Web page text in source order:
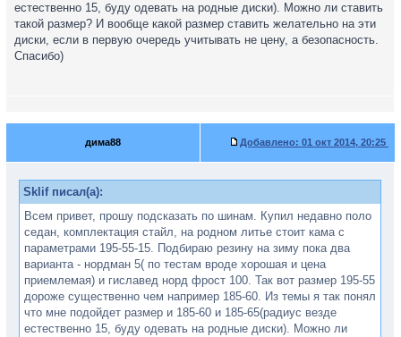
естественно 15, буду одевать на родные диски). Можно ли ставить
такой размер? И вообще какой размер ставить желательно на эти
диски, если в первую очередь учитывать не цену, а безопасность.
Спасибо)
дима88 Добавлено: 01 окт 2014, 20:25
Sklif писал(а):
Всем привет, прошу подсказать по шинам. Купил недавно поло
седан, комплектация стайл, на родном литье стоит кама с
параметрами 195-55-15. Подбираю резину на зиму пока два
варианта - нордман 5( по тестам вроде хорошая и цена
приемлемая) и гиславед норд фрост 100. Так вот размер 195-55
дороже существенно чем например 185-60. Из темы я так понял
что мне подойдет размер и 185-60 и 185-65(радиус везде
естественно 15, буду одевать на родные диски). Можно ли